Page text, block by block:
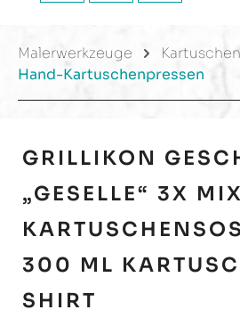
Malerwerkzeuge
Hand-Kartuschenpressen
GRILLIKON
„GESELLE“ 3X MIX
00 ML
HIRT